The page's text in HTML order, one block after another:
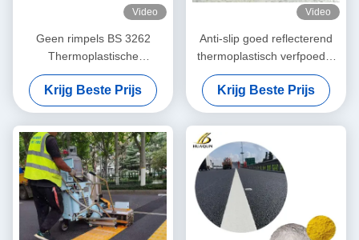
Video
Geen rimpels BS 3262
Thermoplastische
wegmarkeringsverf voor
stoeprandmarkering
Krijg Beste Prijs
Video
Anti-slip goed reflecterend
thermoplastisch verfpoeder
met 20% glazen kralen
Krijg Beste Prijs